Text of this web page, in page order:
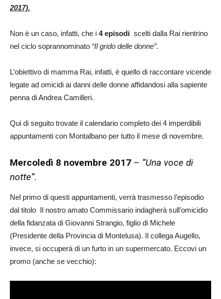
2017).
Non è un caso, infatti, che i 4 episodi scelti dalla Rai rientrino
nel ciclo soprannominato “Il grido delle donne”.
L’obiettivo di mamma Rai, infatti, è quello di raccontare vicende
legate ad omicidi ai danni delle donne affidandosi alla sapiente
penna di Andrea Camilleri.
Qui di seguito trovate il calendario completo dei 4 imperdibili
appuntamenti con Montalbano per tutto il mese di novembre.
Mercoledì 8 novembre 2017 – “Una voce di
notte”.
Nel primo di questi appuntamenti, verrà trasmesso l’episodio
dal titolo Il nostro amato Commissario indagherà sull’omicidio
della fidanzata di Giovanni Strangio, figlio di Michele
(Presidente della Provincia di Montelusa). Il collega Augello,
invece, si occuperà di un furto in un supermercato. Eccovi un
promo (anche se vecchio):